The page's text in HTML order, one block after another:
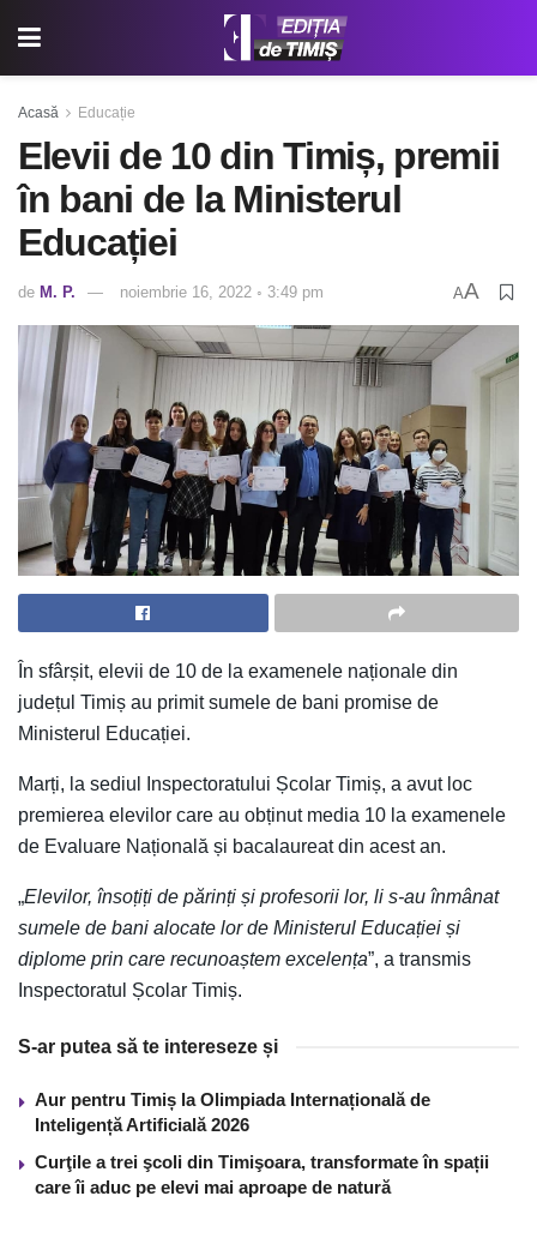
Acasă Educație
Elevii de 10 din Timiș, premii
în bani de la Ministerul
Educației
de M. P. noiembrie 16, 2022 ◦ 3:49 pm AA
În sfârșit, elevii de 10 de la examenele naționale din
județul Timiș au primit sumele de bani promise de
Ministerul Educației.
Marți, la sediul Inspectoratului Școlar Timiș, a avut loc
premierea elevilor care au obținut media 10 la examenele
de Evaluare Națională și bacalaureat din acest an.
„Elevilor, însoțiți de părinți și profesorii lor, li s-au înmânat
sumele de bani alocate lor de Ministerul Educației și
diplome prin care recunoaștem excelența”, a transmis
Inspectoratul Școlar Timiș.
S-ar putea să te intereseze și
Aur pentru Timiș la Olimpiada Internațională de
Inteligență Artificială 2026
Curţile a trei şcoli din Timişoara, transformate în spații
care îi aduc pe elevi mai aproape de natură